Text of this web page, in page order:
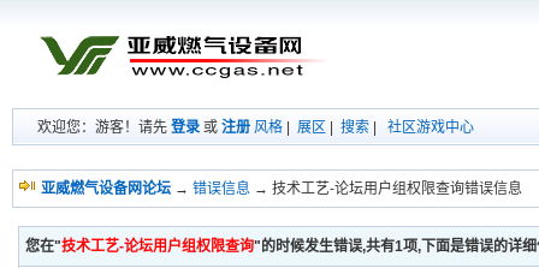
欢迎您：游客！请先 登录 或 注册 风格 展区 搜索 社区游戏中心
亚威燃气设备网论坛 → 错误信息 → 技术工艺-论坛用户组权限查询错误信息
您在"技术工艺-论坛用户组权限查询"的时候发生错误,共有1项,下面是错误的详